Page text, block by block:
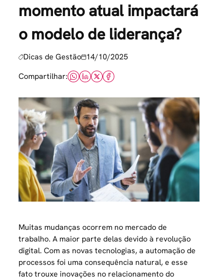
momento atual impactará
o modelo de liderança?
Dicas de Gestão 14/10/2025
Compartilhar:
Muitas mudanças ocorrem no mercado de
trabalho. A maior parte delas devido à revolução
digital. Com as novas tecnologias, a automação de
processos foi uma consequência natural, e esse
fato trouxe inovações no relacionamento do